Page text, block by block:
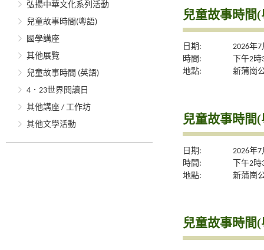
弘揚中華文化系列活動
兒童故事時間(粵語)
國學講座
其他展覽
兒童故事時間 (英語)
4．23世界閱讀日
其他講座 / 工作坊
其他文學活動
兒童故事時間
日期:
2026年
時間:
下午2
地點:
新蒲崗
兒童故事時間
日期:
2026年
時間:
下午2
地點:
新蒲崗
兒童故事時間